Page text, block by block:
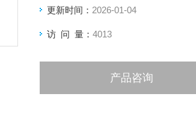
更新时间： 2026-01-04
访 问 量： 4013
产品咨询